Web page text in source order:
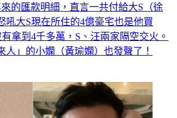
的匯款明細，直言一共付給大S（徐
吼大S現在所住的4億豪宅也是他買
拿到4千多萬，S、汪兩家隔空交火。
人」的小嫻（黃瑜嫻）也發聲了！